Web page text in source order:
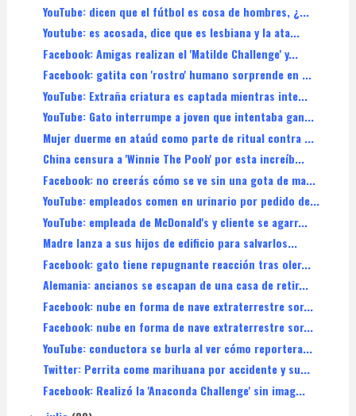
YouTube: dicen que el fútbol es cosa de hombres, ¿...
Youtube: es acosada, dice que es lesbiana y la ata...
Facebook: Amigas realizan el 'Matilde Challenge' y...
Facebook: gatita con 'rostro' humano sorprende en ...
YouTube: Extraña criatura es captada mientras inte...
YouTube: Gato interrumpe a joven que intentaba gan...
Mujer duerme en ataúd como parte de ritual contra ...
China censura a 'Winnie The Pooh' por esta increíb...
Facebook: no creerás cómo se ve sin una gota de ma...
YouTube: empleados comen en urinario por pedido de...
YouTube: empleada de McDonald's y cliente se agarr...
Madre lanza a sus hijos de edificio para salvarlos...
Facebook: gato tiene repugnante reacción tras oler...
Alemania: ancianos se escapan de una casa de retir...
Facebook: nube en forma de nave extraterrestre sor...
Facebook: nube en forma de nave extraterrestre sor...
YouTube: conductora se burla al ver cómo reportera...
Twitter: Perrita come marihuana por accidente y su...
Facebook: Realizó la 'Anaconda Challenge' sin imag...